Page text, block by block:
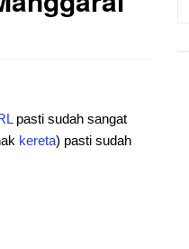
pasti sudah sangat
kereta) pasti sudah